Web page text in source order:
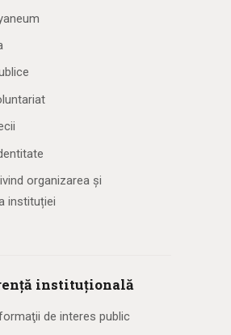
organizarea și
instituției
instituțională
de interes public